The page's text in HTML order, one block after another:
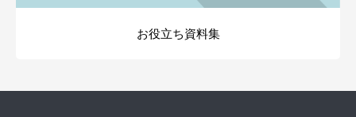
お役立ち資料集